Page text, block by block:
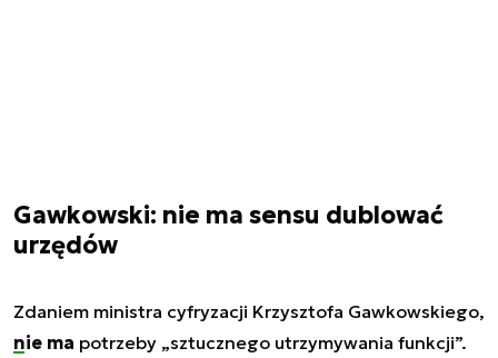
Gawkowski: nie ma sensu dublować
urzędów
Zdaniem ministra cyfryzacji Krzysztofa Gawkowskiego,
nie ma potrzeby „sztucznego utrzymywania funkcji”.